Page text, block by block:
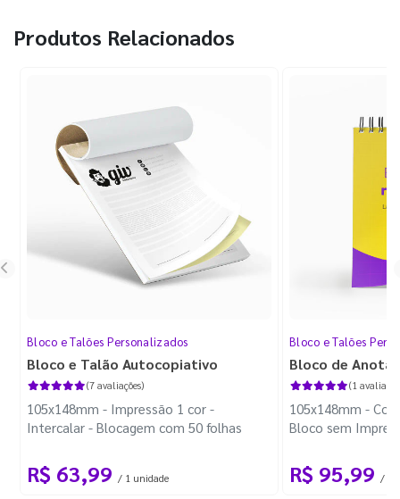
Produtos Relacionados
Bloco e Talões Personalizados
Bloco e Talão Autocopiativo
(7 avaliações)
105x148mm - Impressão 1 cor -
Intercalar - Blocagem com 50 folhas
R$ 63,99 / 1 unidade
Bloco e Talões
Bloco de
(1
105x148mm -
Bloco sem
R$ 95,99 / 10